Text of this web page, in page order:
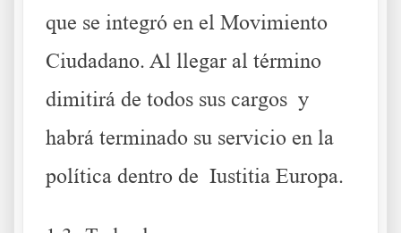
que se integró en el Movimiento
Ciudadano. Al llegar al término
dimitirá de todos sus cargos y
habrá terminado su servicio en la
política dentro de Iustitia Europa.